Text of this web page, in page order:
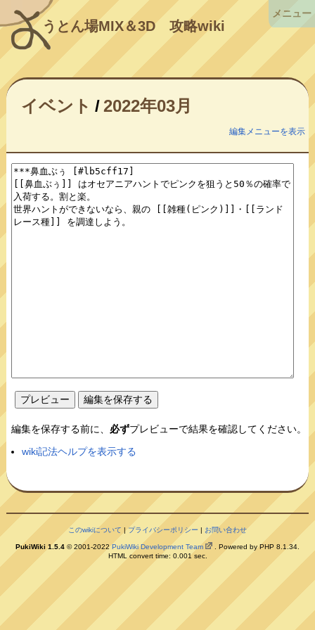
うとん場MIX＆3D攻略wiki
イベント /2022年03月
編集メニューを表示
編集を保存する前に、 必ずプレビューで結果を確認してください。
wiki記法ヘルプを表示する
このwikiについて |プライバシーポリシー | お問い合わせ
PukiWiki 1.5.4 © 2001-2022PukiWiki Development Team
. Powered by PHP 8.1.34.
HTML convert time: 0.001 sec.
メニュー